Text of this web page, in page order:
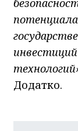
Додатко.